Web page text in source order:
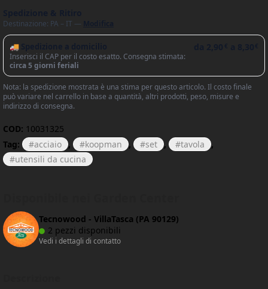
Destinazione: PA – IT —
🚚 Spedizione a domicilio
Inserisci il CAP per il costo esatto. Consegna stimata:
circa 5 giorni feriali
Nota: la spedizione mostrata è una stima per questo articolo. Il costo finale
può variare nel carrello in base a quantità, altri prodotti, peso, misure e
indirizzo di consegna.
COD: 10031325
Tag:
acciaio , koopman , set , tavola
,
utensili da cucina
Tecnowood - VillaTasca (PA 90129)
2 pezzi disponibili
Vedi i dettagli di contatto